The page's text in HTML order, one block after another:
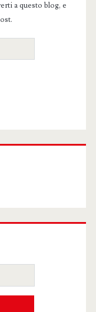
a questo blog, e